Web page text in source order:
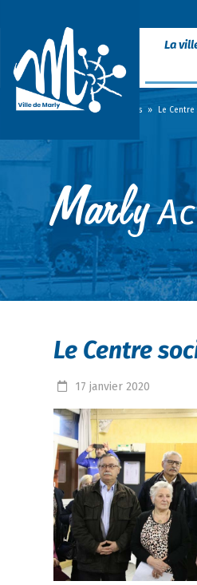
La
Accueil » Actualités » Le
Le Centre
17 janvier 2020